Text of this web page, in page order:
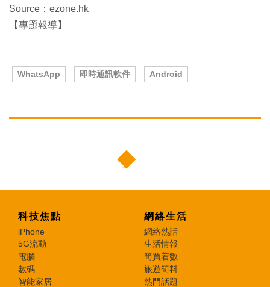
Source：ezone.hk
【專題報導】
WhatsApp 即時通訊軟件 Android
科技焦點
iPhone
5G流動
電腦
數碼
智能家居
網絡生活
網絡熱話
生活情報
筍買着數
旅遊筍料
熱門話題